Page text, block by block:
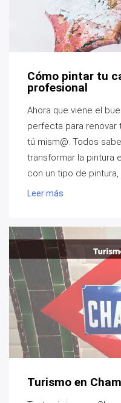
Cómo pintar tu
profesional
Ahora que viene el
perfecta para renovar
tú mism@. Todos
transformar la pintura
con un tipo de pintura,
Leer más
Turismo en